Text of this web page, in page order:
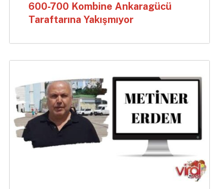
600-700 Kombine Ankaragücü
Taraftarına Yakışmıyor